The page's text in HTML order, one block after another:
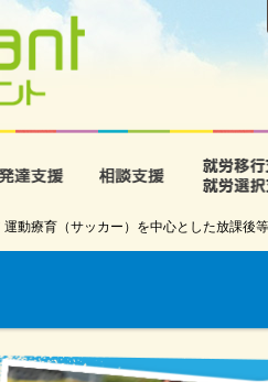
相談支援
動療育（サッカー）を中心とした放課後